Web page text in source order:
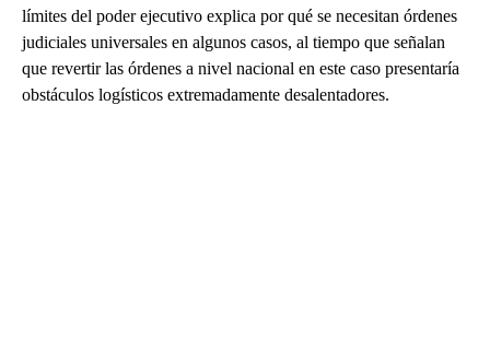
límites del poder ejecutivo explica por qué se necesitan órdenes
judiciales universales en algunos casos, al tiempo que señalan
que revertir las órdenes a nivel nacional en este caso presentaría
obstáculos logísticos extremadamente desalentadores.